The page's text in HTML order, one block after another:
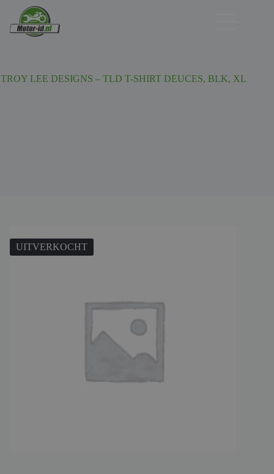
TROY LEE DESIGNS – TLD T-SHIRT DEUCES, BLK, XL
UITVERKOCHT